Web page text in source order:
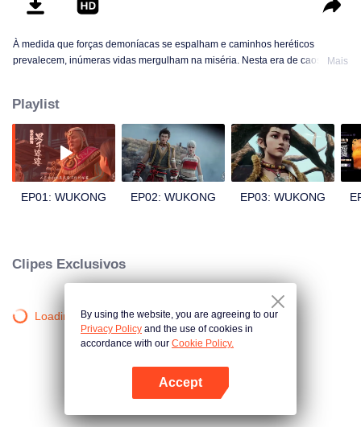
Abra o programa
À medida que forças demoníacas se espalham e caminhos heréticos
prevalecem, inúmeras vidas mergulham na miséria. Nesta era de caos, uma
Preso pelo ciclo de causa e efeito, ele deve mais uma vez enfrentar seu
antigo inimigo. Irá ele desafiar o destino e reescrever seu destino, ou cair na
escuridão?
Mais
Playlist
EP01: WUKONG EP02: WUKONG EP03: WUKONG
Clipes Exclusivos
Loading…By using the website, you are agreeing to our
Privacy Policy and the use of cookies in
accordance with our Cookie Policy.
Accept